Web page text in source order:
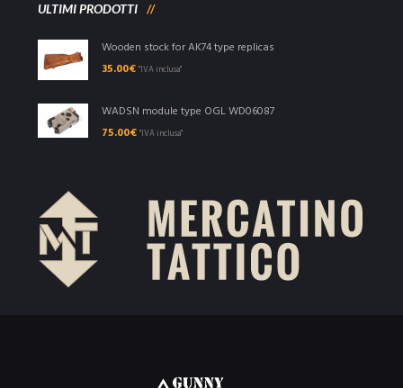
ULTIMI PRODOTTI
Wooden stock for AK74 type replicas
35.00€ "IVA inclusa"
WADSN module type OGL WD06087
75.00€ "IVA inclusa"